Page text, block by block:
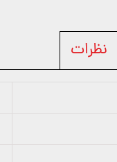
نظرات